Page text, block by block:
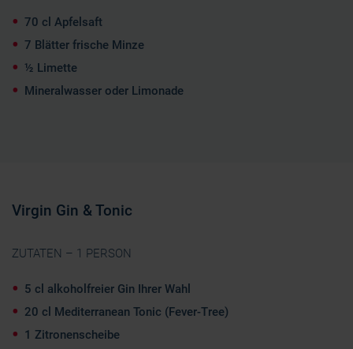
70 cl Apfelsaft
7 Blätter frische Minze
½ Limette
Mineralwasser oder Limonade
Virgin Gin & Tonic
ZUTATEN – 1 PERSON
5 cl alkoholfreier Gin Ihrer Wahl
20 cl Mediterranean Tonic (Fever-Tree)
1 Zitronenscheibe